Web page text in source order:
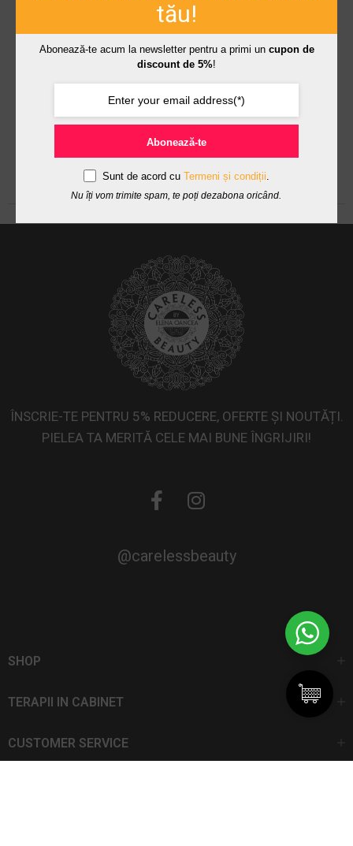
ÎNSCRIE-TE PENTRU 5% REDUCERE, OFERTE ȘI NOUTĂȚI.
PIELEA TA MERITĂ CELE MAI BUNE ÎNGRIJIRI!
@carelessbeauty
SHOP
TERAPII IN CABINET
CUSTOMER SERVICE
tău!
Abonează-te acum la newsletter pentru a primi un cupon de
discount de 5%!
Abonează-te
Sunt de acord cu Termeni și condiții.
Nu îți vom trimite spam, te poți dezabona oricând.